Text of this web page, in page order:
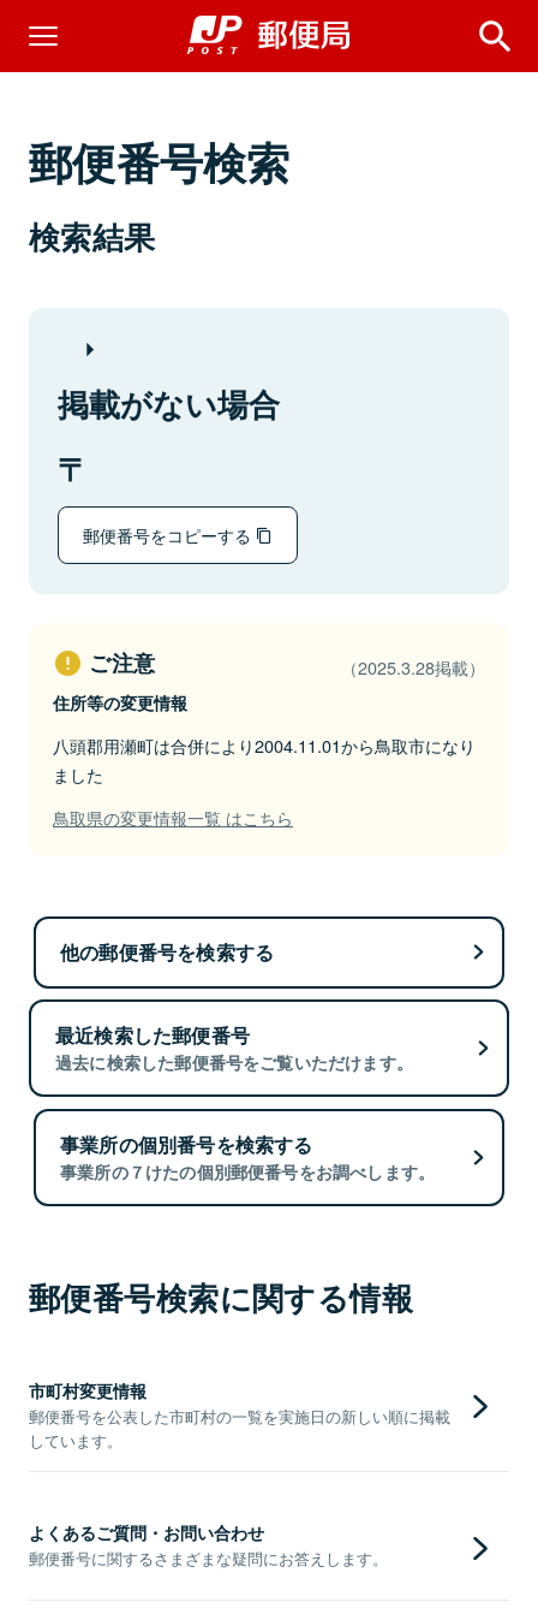
郵便番号検索
検索結果
掲載がない場合
郵便番号をコピーする
ご注意 （2025.3.28掲載）
住所等の変更情報
八頭郡用瀬町は合併により2004.11.01から鳥取市になり
ました
鳥取県の変更情報一覧 はこちら
他の郵便番号を検索する
最近検索した郵便番号
過去に検索した郵便番号をご覧いただけます。
事業所の個別番号を検索する
事業所の７けたの個別郵便番号をお調べします。
郵便番号検索に関する情報
市町村変更情報
郵便番号を公表した市町村の一覧を実施日の新しい順に掲載
しています。
よくあるご質問・お問い合わせ
郵便番号に関するさまざまな疑問にお答えします。